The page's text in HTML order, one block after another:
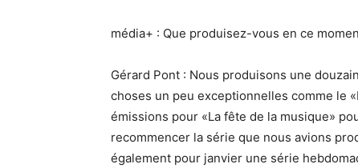
média+ : Que produisez-vous en ce
Gérard Pont : Nous produisons une
choses un peu exceptionnelles comme le
émissions pour «La fête de la musique»
recommencer la série que nous avions
également pour janvier une série